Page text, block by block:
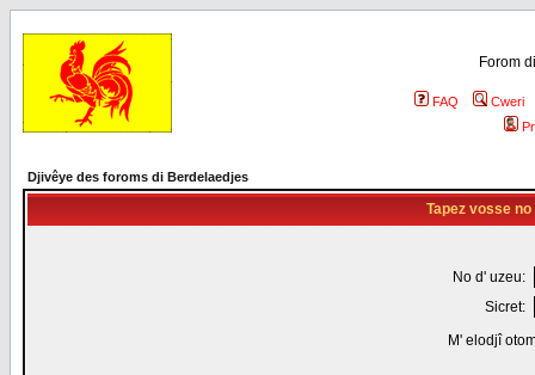
Forom
FAQ
Cweri
Djivêye des foroms di Berdelaedjes
Tapez vosse
No d' uzeu:
Sicret:
M' elodjî